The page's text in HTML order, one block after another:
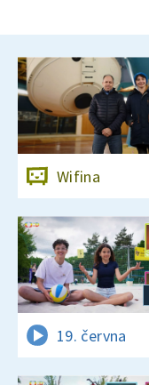
Wifina
19. června